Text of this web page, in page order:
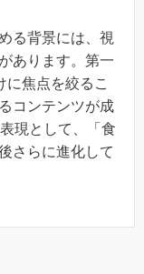
る背景には、視
あります。第一
に焦点を絞るこ
コンテンツが成
現として、「食
さらに進化して